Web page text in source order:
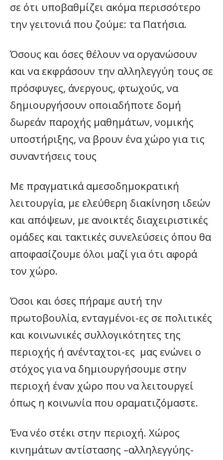
σε ότι υποβαθμίζει ακόμα περισσότερο
την γειτονιά που ζούμε: τα Πατήσια.
Όσους και όσες θέλουν να οργανώσουν
και να εκφράσουν την αλληλεγγύη τους σε
πρόσφυγες, άνεργους, φτωχούς, να
δημιουργήσουν οποιαδήποτε δομή
δωρεάν παροχής μαθημάτων, νομικής
υποστήριξης, να βρουν ένα χώρο για τις
συναντήσεις τους
Με πραγματικά αμεσοδημοκρατική
λειτουργία, με ελεύθερη διακίνηση ιδεών
και απόψεων, με ανοικτές διαχειριστικές
ομάδες και τακτικές συνελεύσεις όπου θα
αποφασίζουμε όλοι μαζί για ότι αφορά
τον χώρο.
Όσοι και όσες πήραμε αυτή την
πρωτοβουλία, ενταγμένοι-ες σε πολιτικές
και κοινωνικές συλλογικότητες της
περιοχής ή ανένταχτοι-ες μας ενώνει ο
στόχος για να δημιουργήσουμε στην
περιοχή έναν χώρο που να λειτουργεί
όπως η κοινωνία που οραματιζόμαστε.
Ένα νέο στέκι στην περιοχή. Χώρος
κινημάτων αντίστασης –αλληλεγγύης-